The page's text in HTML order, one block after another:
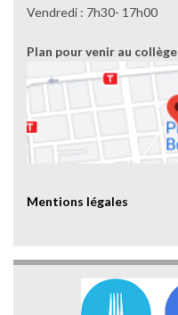
Vendredi : 7h30- 17h00
Plan pour venir au collège
Mentions légales